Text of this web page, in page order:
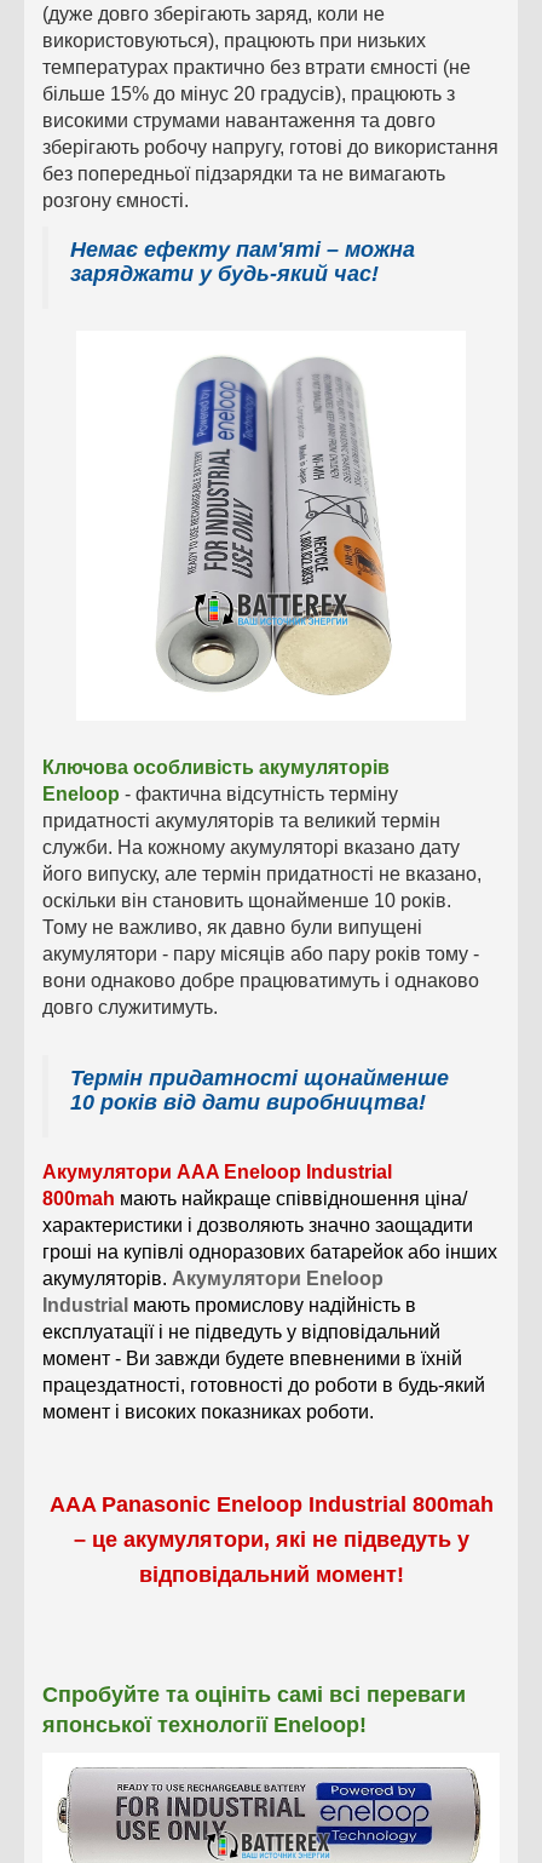
(дуже довго зберігають заряд, коли не
використовуються), працюють при низьких
температурах практично без втрати ємності (не
більше 15% до мінус 20 градусів), працюють з
високими струмами навантаження та довго
зберігають робочу напругу, готові до використання
без попередньої підзарядки та не вимагають
розгону ємності.
Немає ефекту пам'яті – можна
заряджати у будь-який час!
Ключова особливість акумуляторів
Eneloop - фактична відсутність терміну
придатності акумуляторів та великий термін
служби. На кожному акумуляторі вказано дату
його випуску, але термін придатності не вказано,
оскільки він становить щонайменше 10 років.
Тому не важливо, як давно були випущені
акумулятори - пару місяців або пару років тому -
вони однаково добре працюватимуть і однаково
довго служитимуть.
Термін придатності щонайменше
10 років від дати виробництва!
Акумулятори AAA Eneloop Industrial
800mah мають найкраще співвідношення ціна/
характеристики і дозволяють значно заощадити
гроші на купівлі одноразових батарейок або інших
акумуляторів. Акумулятори Eneloop
Industrial мають промислову надійність в
експлуатації і не підведуть у відповідальний
момент - Ви завжди будете впевненими в їхній
працездатності, готовності до роботи в будь-який
момент і високих показниках роботи.
AAA Panasonic Eneloop Industrial 800mah
– це акумулятори, які не підведуть у
відповідальний момент!
Спробуйте та оцініть самі всі переваги
японської технології Eneloop!